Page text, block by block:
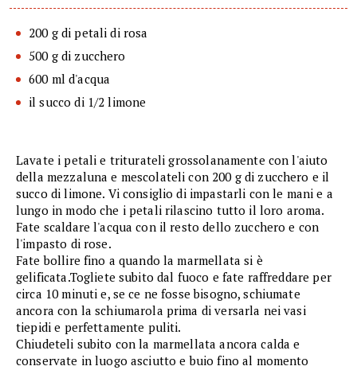
200 g di petali di rosa
500 g di zucchero
600 ml d'acqua
il succo di 1/2 limone
Lavate i petali e triturateli grossolanamente con l'aiuto
della mezzaluna e mescolateli con 200 g di zucchero e il
succo di limone. Vi consiglio di impastarli con le mani e a
lungo in modo che i petali rilascino tutto il loro aroma.
Fate scaldare l'acqua con il resto dello zucchero e con
l'impasto di rose.
Fate bollire fino a quando la marmellata si è
gelificata.Togliete subito dal fuoco e fate raffreddare per
circa 10 minuti e, se ce ne fosse bisogno, schiumate
ancora con la schiumarola prima di versarla nei vasi
tiepidi e perfettamente puliti.
Chiudeteli subito con la marmellata ancora calda e
conservate in luogo asciutto e buio fino al momento